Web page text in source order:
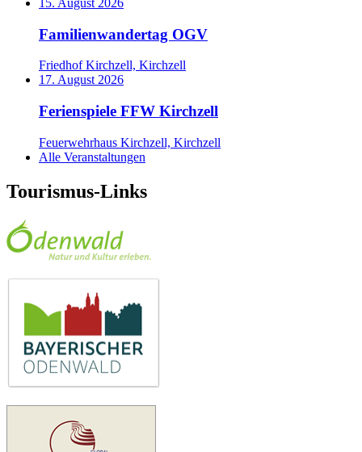
15. August 2026
Familienwandertag OGV
Friedhof Kirchzell, Kirchzell
17. August 2026
Ferienspiele FFW Kirchzell
Feuerwehrhaus Kirchzell, Kirchzell
Alle Veranstaltungen
Tourismus-Links